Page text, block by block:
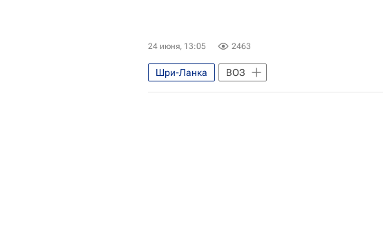
24 июня, 13:05 2463
Шри-Ланка
ВОЗ